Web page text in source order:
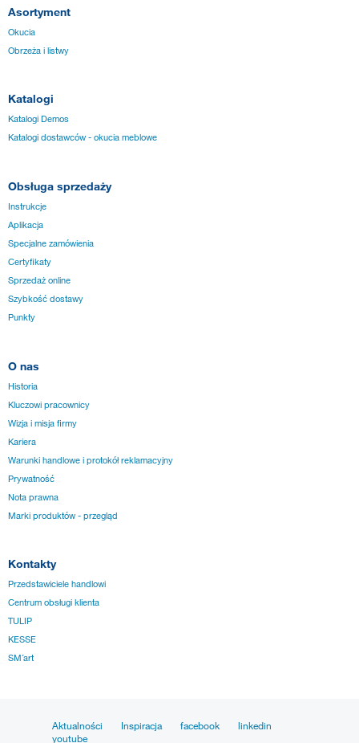
Asortyment
Okucia
Obrzeża i listwy
Katalogi
Katalogi Demos
Katalogi dostawców - okucia meblowe
Obsługa sprzedaży
Instrukcje
Aplikacja
Specjalne zamówienia
Certyfikaty
Sprzedaż online
Szybkość dostawy
Punkty
O nas
Historia
Kluczowi pracownicy
Wizja i misja firmy
Kariera
Warunki handlowe i protokół reklamacyjny
Prywatność
Nota prawna
Marki produktów - przegląd
Kontakty
Przedstawiciele handlowi
Centrum obsługi klienta
TULIP
KESSE
SM´art
Aktualności Inspiracja facebook
linkedin
youtube